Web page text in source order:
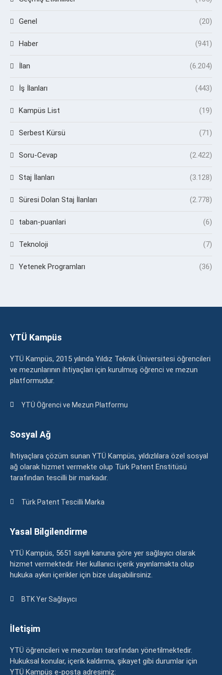
Genel (20)
Haber (941)
İlan (6.204)
İş İlanları (443)
Kampüs List (19)
Serbest Kürsü (71)
Soru-Cevap (2.422)
Staj İlanları (3.128)
Süresi Dolan Staj İlanları (2.778)
taban-puanlari (6)
Teknoloji (7)
Yetenek Programları (36)
YTÜ Kampüs
YTÜ Kampüs, 2015 yılında Yıldız Teknik Üniversitesi öğrencileri
ve mezunlarının ihtiyaçları için kurulmuş öğrenci ve mezun
platformudur.
YTÜ Öğrenci ve Mezun Platformu
Sosyal Ağ
İhtiyaçlara çözüm sunan YTÜ Kampüs, yıldızlılara özel sosyal
ağ olarak hizmet vermekte olup Türk Patent Enstitüsü
tarafından tescilli bir markadır.
Türk Patent Tescilli Marka
Yasal Bilgilendirme
YTÜ Kampüs, 5651 sayılı kanuna göre yer sağlayıcı olarak
hizmet vermektedir. Her kullanıcı içerik yayınlamakta olup
hukuka aykırı içerikler için bize ulaşabilirsiniz.
BTK Yer Sağlayıcı
İletişim
YTÜ öğrencileri ve mezunları tarafından yönetilmektedir.
Hukuksal konular, içerik kaldırma, şikayet gibi durumlar için
YTÜ Kampüs e-posta adresimiz: